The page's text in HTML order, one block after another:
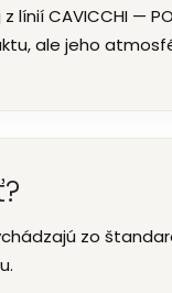
CAVICCHI —
ale jeho
zo